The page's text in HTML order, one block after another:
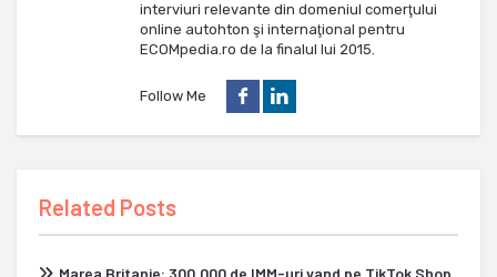
interviuri relevante din domeniul comerţului
online autohton şi internaţional pentru
ECOMpedia.ro de la finalul lui 2015.
Follow Me
Related Posts